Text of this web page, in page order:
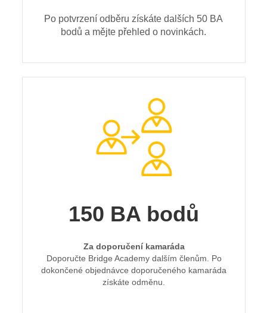
Po potvrzení odběru získáte dalších 50 BA
bodů a mějte přehled o novinkách.
150 BA bodů
Za doporučení kamaráda
Doporučte Bridge Academy dalším členům. Po
dokončené objednávce doporučeného kamaráda
získáte odměnu.